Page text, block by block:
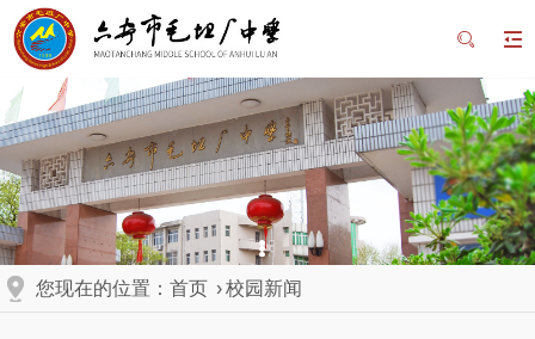
您现在的位置： 首页 ›校园新闻